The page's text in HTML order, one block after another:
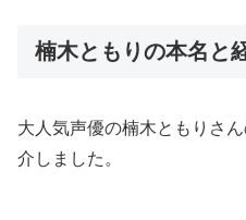
楠木ともりの本名と
大人気声優の楠木ともりさ
介しました。